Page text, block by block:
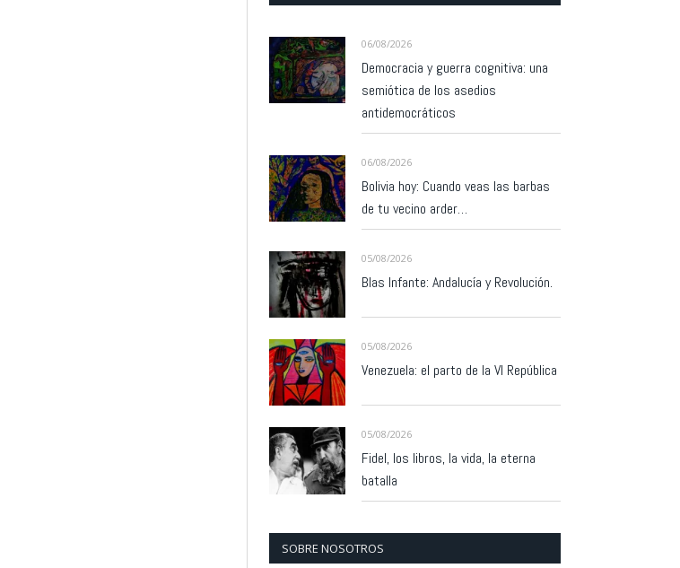
06/08/2026
Democracia y guerra cognitiva: una
semiótica de los asedios
antidemocráticos
06/08/2026
Bolivia hoy: Cuando veas las barbas
de tu vecino arder…
05/08/2026
Blas Infante: Andalucía y Revolución.
05/08/2026
Venezuela: el parto de la VI República
05/08/2026
Fidel, los libros, la vida, la eterna
batalla
SOBRE NOSOTROS